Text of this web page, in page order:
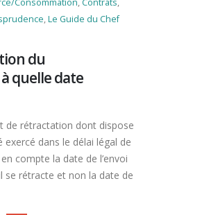
,Le Guide du Chef
du
quelle date
de rétractation dont dispose
dans le délai légal de
compte la date de l’envoi
se rétracte et non la date de